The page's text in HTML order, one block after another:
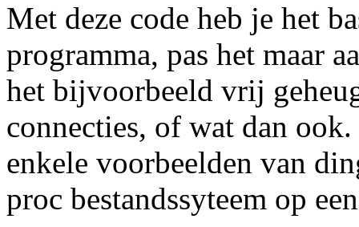
Met deze code heb je het
programma, pas het maar
het bijvoorbeeld vrij
connecties, of wat dan
enkele voorbeelden van
proc bestandssyteem op